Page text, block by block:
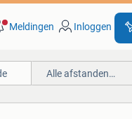
Meldingen Inloggen
Alle afstanden…